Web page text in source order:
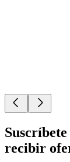
recibir